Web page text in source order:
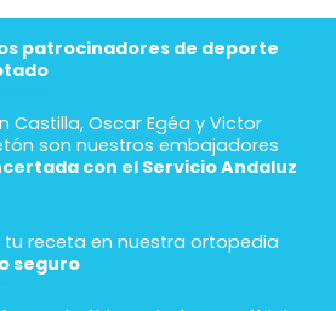
patrocinadores de deporte
Castilla, Oscar Egéa y Victor
son nuestros embajadores
con el Servicio Andaluz
tu receta en nuestra ortopedia
seguro